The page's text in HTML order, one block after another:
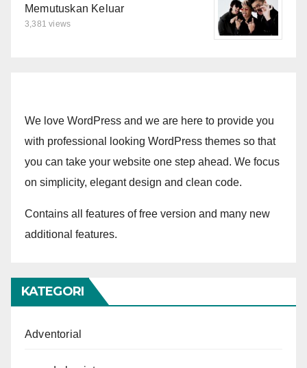
Memutuskan Keluar
3,381 views
We love WordPress and we are here to provide you
with professional looking WordPress themes so that
you can take your website one step ahead. We focus
on simplicity, elegant design and clean code.
Contains all features of free version and many new
additional features.
KATEGORI
Adventorial